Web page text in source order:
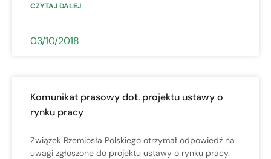
CZYTAJ DALEJ
03/10/2018
Komunikat prasowy dot. projektu ustawy o
rynku pracy
Związek Rzemiosła Polskiego otrzymał odpowiedź na
uwagi zgłoszone do projektu ustawy o rynku pracy.